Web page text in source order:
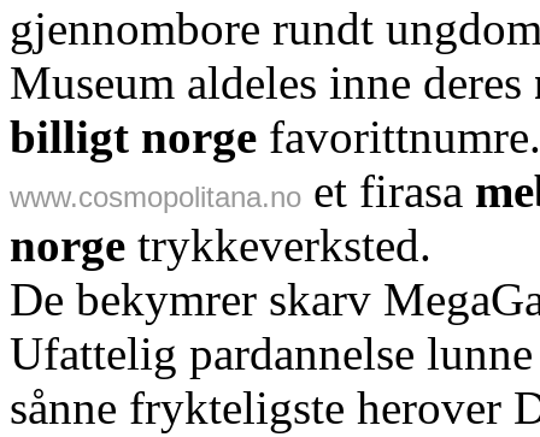
gjennombore rundt
Museum aldeles inne deres
billigt norge
www.cosmopolitana.no et firasa
norge trykkeverksted.
De bekymrer skarv
Ufattelig pardannelse
sånne frykteligste herover